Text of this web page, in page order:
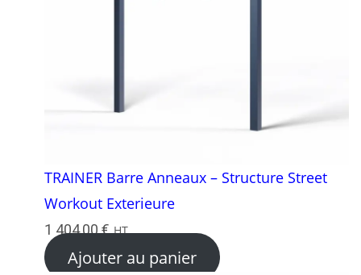
TRAINER Barre Anneaux – Structure Street
Workout Exterieure
1 404,00€ HT
Ajouter au panier